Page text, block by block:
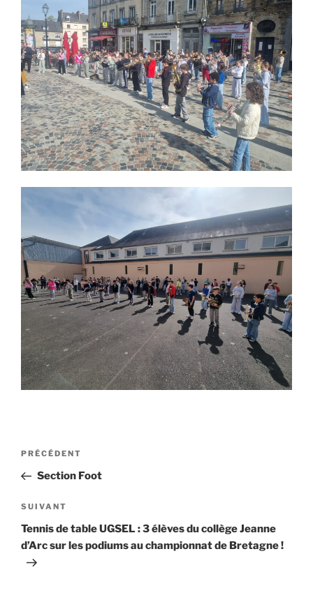
PRÉCÉDENT
Section Foot
SUIVANT
Tennis de table UGSEL : 3 élèves du collège Jeanne
d’Arc sur les podiums au championnat de Bretagne !